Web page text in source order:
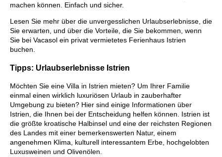
machen können. Einfach und sicher.
Lesen Sie mehr über die unvergesslichen Urlaubserlebnisse, die
Sie erwarten, und über die Vorteile, die Sie bekommen, wenn
Sie bei Vacasol ein privat vermietetes Ferienhaus Istrien
buchen.
Tipps: Urlaubserlebnisse Istrien
Möchten Sie eine Villa in Istrien mieten? Um Ihrer Familie
einmal einen wirklich luxuriösen Urlaub in zauberhafter
Umgebung zu bieten? Hier sind einige Informationen über
Istrien, die Ihnen bei der Entscheidung helfen können. Istrien ist
die größte kroatische Halbinsel und eine der reichsten Regionen
des Landes mit einer bemerkenswerten Natur, einem
angenehmen Klima, kulturell interessantem Erbe, hochgelobten
Luxusweinen und Olivenölen.